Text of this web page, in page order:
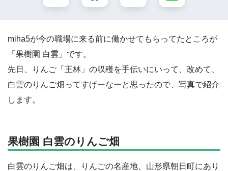
miha5が今の職場に来る前に働かせてもらってたところが
「果樹園 白雲」です。
先日、りんご「王林」の収穫を手伝いにいって、改めて、
白雲のりんご畑ってすげーなーと思ったので、写真で紹介
します。
果樹園 白雲のりんご畑
白雲のりんご畑は、りんごの名産地、山形県朝日町にあり